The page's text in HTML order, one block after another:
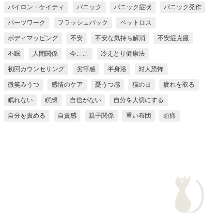
バイロン・ケイティ パニック パニック症状 パニック発作
パーツワーク フラッシュバック ペットロス
ボディマッピング 不安 不安な気持ち解消 不安症克服
不眠 人間関係 今ここ 冷えとり健康法
初回カウンセリング 劣等感 半身浴 対人恐怖
微笑みうつ 感情のケア 憂うつ感 猫の日 疲れを取る
眠れない 瞑想 自信がない 自分を大切にする
自分を責める 自責感 親子関係 重い布団 頭痛